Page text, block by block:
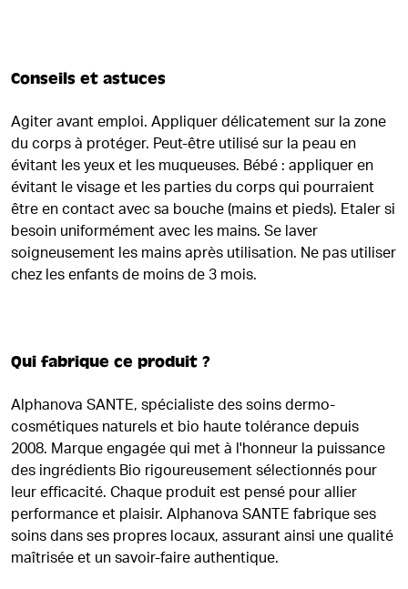
Conseils et astuces
Agiter avant emploi. Appliquer délicatement sur la zone
du corps à protéger. Peut-être utilisé sur la peau en
évitant les yeux et les muqueuses. Bébé : appliquer en
évitant le visage et les parties du corps qui pourraient
être en contact avec sa bouche (mains et pieds). Etaler si
besoin uniformément avec les mains. Se laver
soigneusement les mains après utilisation. Ne pas utiliser
chez les enfants de moins de 3 mois.
Qui fabrique ce produit ?
Alphanova SANTE, spécialiste des soins dermo-
cosmétiques naturels et bio haute tolérance depuis
2008. Marque engagée qui met à l'honneur la puissance
des ingrédients Bio rigoureusement sélectionnés pour
leur efficacité. Chaque produit est pensé pour allier
performance et plaisir. Alphanova SANTE fabrique ses
soins dans ses propres locaux, assurant ainsi une qualité
maîtrisée et un savoir-faire authentique.